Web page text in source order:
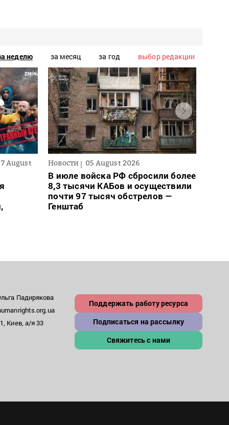
неделю за месяц за год выбор редакции
August Новости 05 August 2026
В июле войска РФ сбросили более
8,3 тысячи КАБов и осуществили
почти 97 тысяч обстрелов —
Генштаб
Падирякова
Киев, а/я 33
Поддержать работу ресурса
Подписаться на рассылку
Свяжитесь с нами